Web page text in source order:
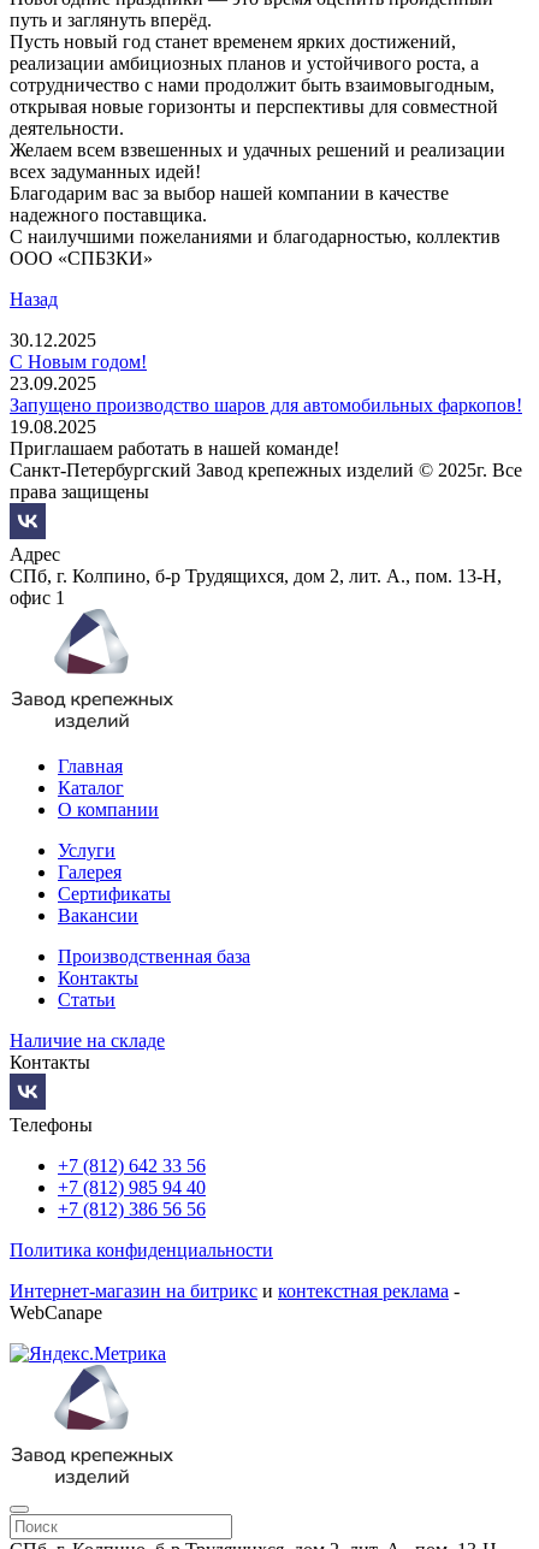
путь и заглянуть вперёд.
Пусть новый год станет временем ярких достижений,
реализации амбициозных планов и устойчивого роста, а
сотрудничество с нами продолжит быть взаимовыгодным,
открывая новые горизонты и перспективы для совместной
деятельности.
Желаем всем взвешенных и удачных решений и реализации
всех задуманных идей!
Благодарим вас за выбор нашей компании в качестве
надежного поставщика.
С наилучшими пожеланиями и благодарностью, коллектив
ООО «СПБЗКИ»
Назад
30.12.2025
С Новым годом!
23.09.2025
Запущено производство шаров для автомобильных фаркопов!
19.08.2025
Приглашаем работать в нашей команде!
Санкт-Петербургский Завод крепежных изделий © 2025г. Все
права защищены
Адрес
СПб, г. Колпино, б-р Трудящихся, дом 2, лит. А., пом. 13-Н,
офис 1
Главная
Каталог
О компании
Услуги
Галерея
Сертификаты
Вакансии
Производственная база
Контакты
Статьи
Наличие на складе
Контакты
Телефоны
+7 (812) 642 33 56
+7 (812) 985 94 40
+7 (812) 386 56 56
Политика конфиденциальности
Интернет-магазин на битрикс и контекстная реклама -
WebCanape